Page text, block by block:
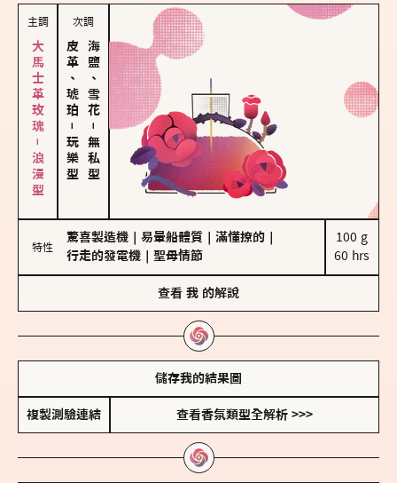
主調
大馬士革玫瑰－浪漫型
次調
皮革、琥珀
－
玩樂型
海鹽、雪花
－
無私型
特性
驚喜製造機 易暈船體質 滿懂撩的
行走的發電機
聖母情節
100 g
60 hrs
查看 我 的解說
儲存我的結果圖
複製測驗連結 查看香氛類型全解析 >>>